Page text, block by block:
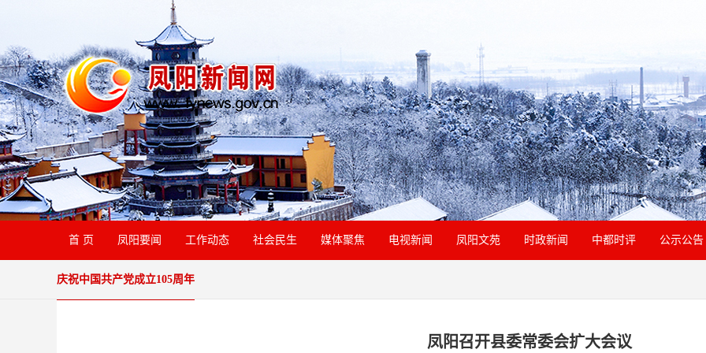
首 页 凤阳要闻 工作动态 社会民生 媒体聚焦 电视新闻 凤阳文苑 时政新闻 中都时评 公示公告
庆祝中国共产党成立105周年
凤阳召开县委常委会扩大会议